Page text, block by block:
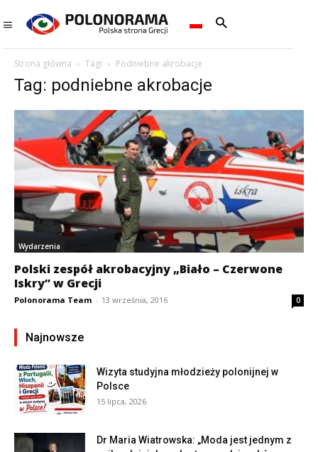
Strona główna Tagi Podniebne akrobacje
Tag: podniebne akrobacje
Wydarzenia
Polski zespół akrobacyjny „Biało – Czerwone
Iskry” w Grecji
Polonorama Team - 13 września, 2016 0
Najnowsze
Wizyta studyjna młodzieży polonijnej w
Polsce
15 lipca, 2026
Dr Maria Wiatrowska: „Moda jest jednym z